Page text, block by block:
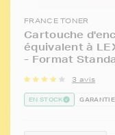
FRANCE TONER
Cartouche
équivalent à
- Format
3 avis
EN STOCK